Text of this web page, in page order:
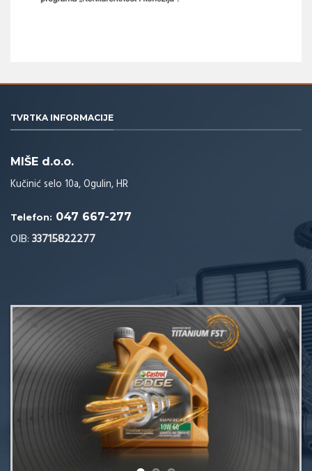
TVRTKA INFORMACIJE
MIŠE d.o.o.
Kučinić selo 10a, Ogulin, HR
Telefon: 047 667-277
OIB:33715822277